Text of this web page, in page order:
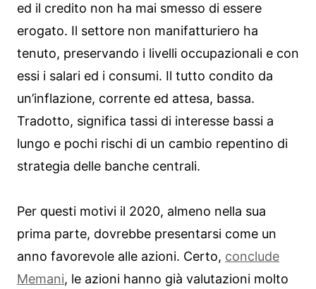
ed il credito non ha mai smesso di essere
erogato. Il settore non manifatturiero ha
tenuto, preservando i livelli occupazionali e con
essi i salari ed i consumi. Il tutto condito da
un’inflazione, corrente ed attesa, bassa.
Tradotto, significa tassi di interesse bassi a
lungo e pochi rischi di un cambio repentino di
strategia delle banche centrali.
Per questi motivi il 2020, almeno nella sua
prima parte, dovrebbe presentarsi come un
anno favorevole alle azioni. Certo, conclude
Memani, le azioni hanno già valutazioni molto